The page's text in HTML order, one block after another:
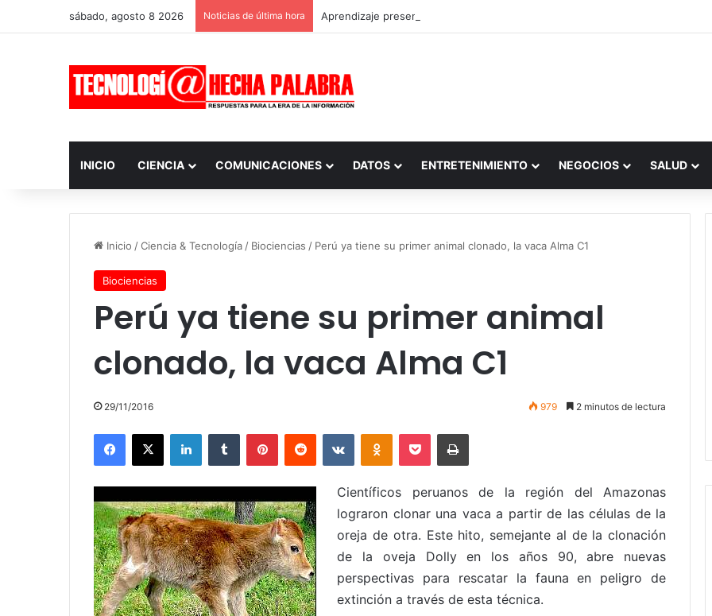
sábado, agosto 8 2026 Noticias de última hora Aprendizaje presencial vs. por internet
INICIO CIENCIA COMUNICACIONES DATOS ENTRETENIMIENTO NEGOCIOS SALUD
Inicio /Ciencia & Tecnología / Biociencias / Perú ya tiene su primer animal clonado, la vaca Alma C1
Biociencias
Perú ya tiene su primer animal
clonado, la vaca Alma C1
29/11/2016 979 2 minutos de lectura
Facebook
X LinkedInTumblr PinterestReddit VKontakteOdnoklassniki
Pocket Imprimir
Científicos peruanos de la región del Amazonas
lograron clonar una vaca a partir de las células de la
oreja de otra. Este hito, semejante al de la clonación
de la oveja Dolly en los años 90, abre nuevas
perspectivas para rescatar la fauna en peligro de
extinción a través de esta técnica.